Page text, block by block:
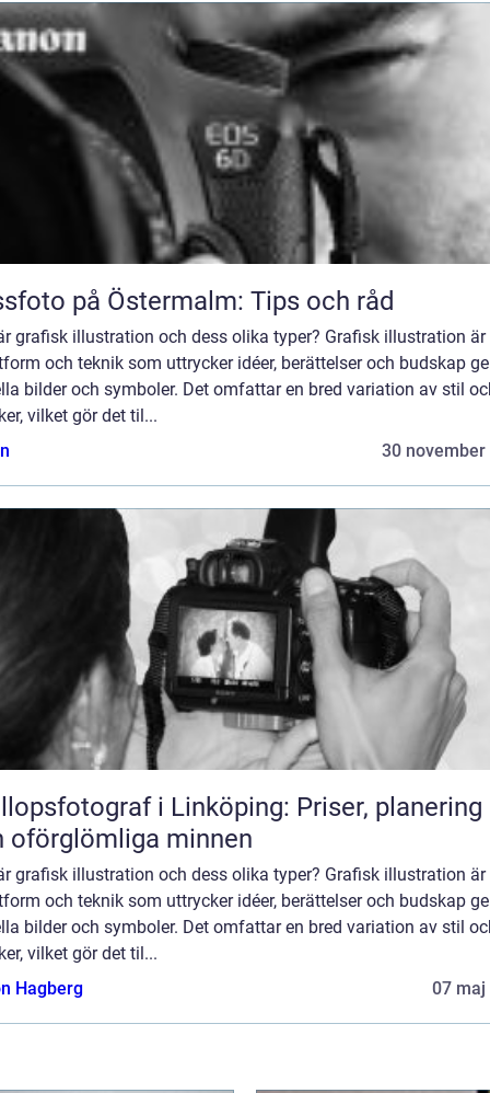
på Östermalm: Tips och råd
grafisk illustration och dess olika typer? Grafisk illustration är
och teknik som uttrycker idéer, berättelser och budskap
bilder och symboler. Det omfattar en bred variation av stil
vilket gör det til...
30 november
i Linköping: Priser, planering
oförglömliga minnen
grafisk illustration och dess olika typer? Grafisk illustration är
och teknik som uttrycker idéer, berättelser och budskap
bilder och symboler. Det omfattar en bred variation av stil
vilket gör det til...
Hagberg
07 maj